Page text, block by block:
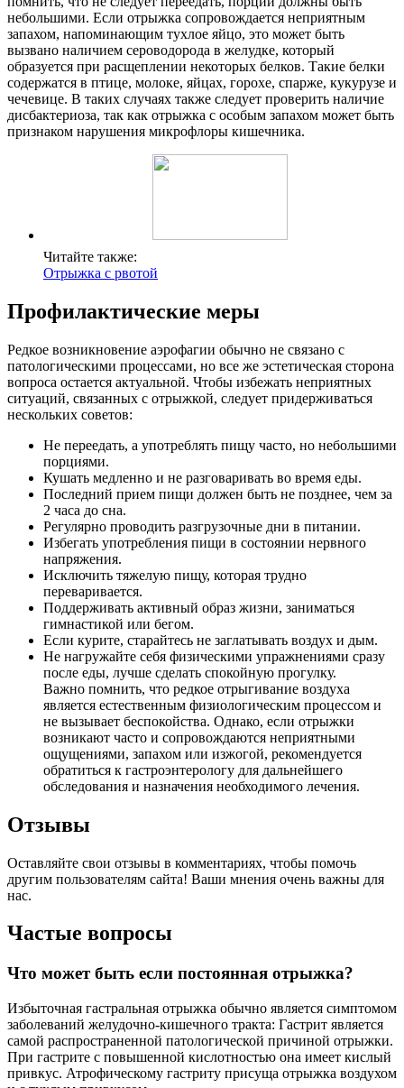
небольшими. Если отрыжка сопровождается неприятным
запахом, напоминающим тухлое яйцо, это может быть
вызвано наличием сероводорода в желудке, который
образуется при расщеплении некоторых белков. Такие белки
содержатся в птице, молоке, яйцах, горохе, спарже, кукурузе и
чечевице. В таких случаях также следует проверить наличие
дисбактериоза, так как отрыжка с особым запахом может быть
признаком нарушения микрофлоры кишечника.
Читайте также:
Отрыжка с рвотой
Профилактические меры
Редкое возникновение аэрофагии обычно не связано с
патологическими процессами, но все же эстетическая сторона
вопроса остается актуальной. Чтобы избежать неприятных
ситуаций, связанных с отрыжкой, следует придерживаться
нескольких советов:
Не переедать, а употреблять пищу часто, но небольшими
порциями.
Кушать медленно и не разговаривать во время еды.
Последний прием пищи должен быть не позднее, чем за
2 часа до сна.
Регулярно проводить разгрузочные дни в питании.
Избегать употребления пищи в состоянии нервного
напряжения.
Исключить тяжелую пищу, которая трудно
переваривается.
Поддерживать активный образ жизни, заниматься
гимнастикой или бегом.
Если курите, старайтесь не заглатывать воздух и дым.
Не нагружайте себя физическими упражнениями сразу
после еды, лучше сделать спокойную прогулку.
Важно помнить, что редкое отрыгивание воздуха
является естественным физиологическим процессом и
не вызывает беспокойства. Однако, если отрыжки
возникают часто и сопровождаются неприятными
ощущениями, запахом или изжогой, рекомендуется
обратиться к гастроэнтерологу для дальнейшего
обследования и назначения необходимого лечения.
Отзывы
Оставляйте свои отзывы в комментариях, чтобы помочь
другим пользователям сайта! Ваши мнения очень важны для
нас.
Частые вопросы
Что может быть если постоянная отрыжка?
Избыточная гастральная отрыжка обычно является симптомом
заболеваний желудочно-кишечного тракта: Гастрит является
самой распространенной патологической причиной отрыжки.
При гастрите с повышенной кислотностью она имеет кислый
привкус. Атрофическому гастриту присуща отрыжка воздухом